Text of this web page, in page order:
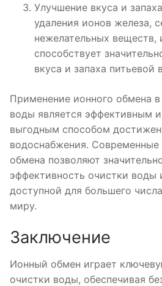
Улучшение вкуса и
удаления ионов железа,
нежелательных веществ,
способствует
вкуса и запаха питьевой
Применение ионного обмена
воды является эффективным
выгодным способом
водоснабжения. Современные
обмена позволяют
эффективность очистки воды
доступной для большего
миру.
Заключение
Ионный обмен играет
очистки воды, обеспечивая